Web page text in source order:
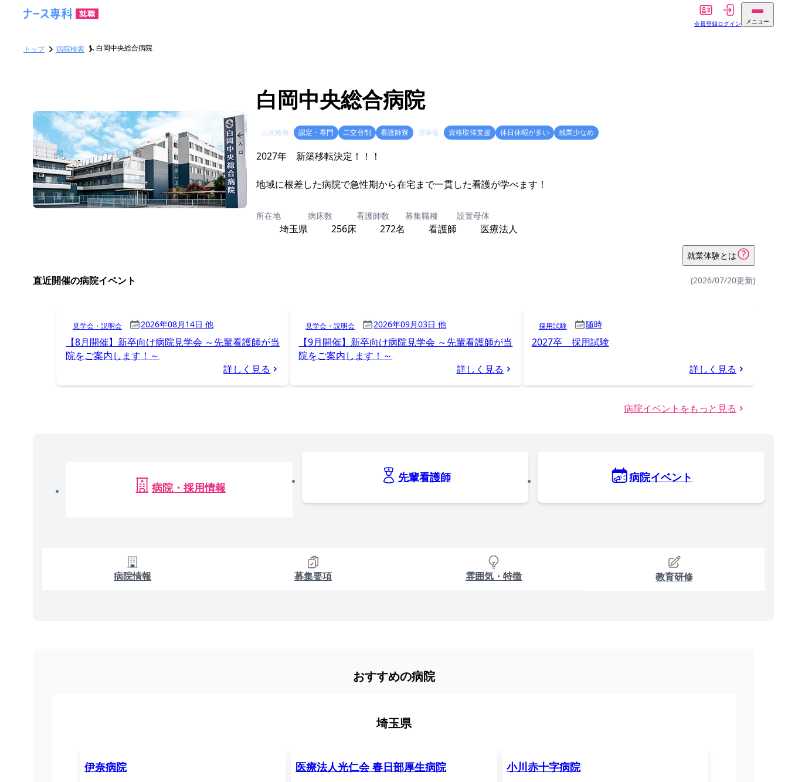
会員登録ログイン メニュー
トップ 病院検索 白岡中央総合病院
白岡中央総合病院
三次救急 認定・専門 二交替制 看護師寮 奨学金 資格取得支援 休日休暇が多い 残業少なめ
2027年 新築移転決定！！！
地域に根差した病院で急性期から在宅まで一貫した看護が学べます！
所在地
埼玉県
病床数
256床
看護師数
272名
募集職種
看護師
設置母体
医療法人
就業体験とは
直近開催の病院イベント (2026/07/20更新)
見学会・説明会 2026年08月14日 他
【8月開催】新卒向け病院見学会 ～先輩看護師が当
院をご案内します！～
詳しく見る
見学会・説明会 2026年09月03日 他
【9月開催】新卒向け病院見学会 ～先輩看護師が当
院をご案内します！～
詳しく見る
採用試験 随時
2027卒 採用試験
詳しく見る
病院イベントをもっと見る
病院・採用情報
先輩看護師 病院イベント
病院情報 募集要項 雰囲気・特徴 教育研修
おすすめの病院
埼玉県
伊奈病院 医療法人光仁会 春日部厚生病院 小川赤十字病院